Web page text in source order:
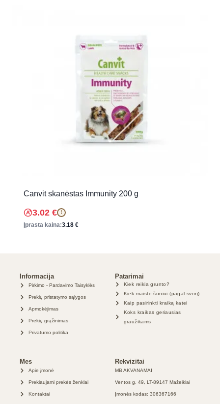
Canvit skanėstas Immunity 200 g
3.02 € !
Įprasta kaina:3.18 €
Informacija
Pirkimo - Pardavimo Taisyklės
Prekių pristatymo sąlygos
Apmokėjimas
Prekių grąžinimas
Privatumo politika
Patarimai
Kiek reikia grunto?
Kiek maisto šuniui (pagal svorį)
Kaip pasirinkti kraiką katei
Koks kraikas geriausias
graužikams
Mes
Apie įmonė
Prekiaujami prekės ženklai
Kontaktai
Rekvizitai
MB AKVANAMAI
Ventos g. 49, LT-89147 Mažeikiai
Įmonės kodas: 306367166